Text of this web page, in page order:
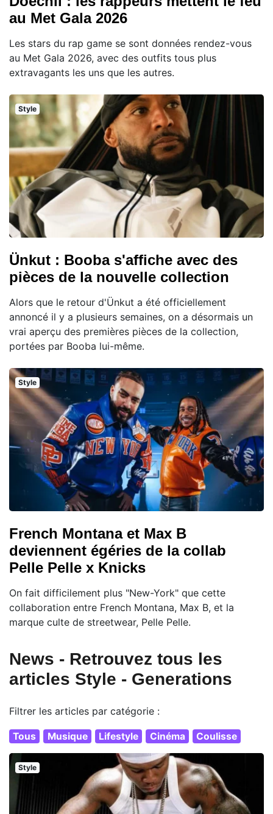
au Met Gala 2026
Les stars du rap game se sont données rendez-vous
au Met Gala 2026, avec des outfits tous plus
extravagants les uns que les autres.
Style
Ünkut : Booba s'affiche avec des
pièces de la nouvelle collection
Alors que le retour d'Ünkut a été officiellement
annoncé il y a plusieurs semaines, on a désormais un
vrai aperçu des premières pièces de la collection,
portées par Booba lui-même.
Style
French Montana et Max B
deviennent égéries de la collab
Pelle Pelle x Knicks
On fait difficilement plus "New-York" que cette
collaboration entre French Montana, Max B, et la
marque culte de streetwear, Pelle Pelle.
News - Retrouvez tous les
articles Style - Generations
Filtrer les articles par catégorie :
Tous Musique Lifestyle Cinéma Coulisse
Style